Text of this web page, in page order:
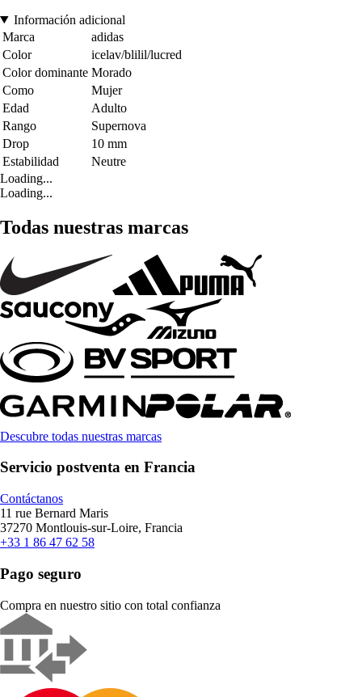
Información adicional
Marca
adidas
Color
icelav/blilil/lucred
Color dominante Morado
Como
Mujer
Edad
Adulto
Rango
Supernova
Drop
10 mm
Estabilidad
Neutre
Loading...
Loading...
Todas nuestras marcas
Descubre todas nuestras marcas
Servicio postventa en Francia
Contáctanos
11 rue Bernard Maris
37270 Montlouis-sur-Loire, Francia
+33 1 86 47 62 58
Pago seguro
Compra en nuestro sitio con total confianza